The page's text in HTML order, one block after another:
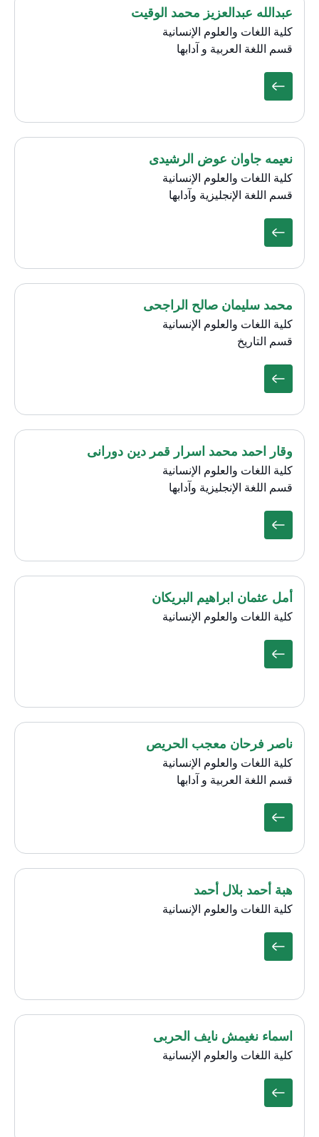
عبدالله عبدالعزيز محمد الوقيت
كلية اللغات والعلوم الإنسانية
قسم اللغة العربية و آدابها
نعيمه جاوان عوض الرشيدى
كلية اللغات والعلوم الإنسانية
قسم اللغة الإنجليزية وآدابها
محمد سليمان صالح الراجحى
كلية اللغات والعلوم الإنسانية
قسم التاريخ
وقار احمد محمد اسرار قمر دين دورانى
كلية اللغات والعلوم الإنسانية
قسم اللغة الإنجليزية وآدابها
أمل عثمان ابراهيم البريكان
كلية اللغات والعلوم الإنسانية
ناصر فرحان معجب الحريص
كلية اللغات والعلوم الإنسانية
قسم اللغة العربية و آدابها
هبة أحمد بلال أحمد
كلية اللغات والعلوم الإنسانية
اسماء نغيمش نايف الحربى
كلية اللغات والعلوم الإنسانية